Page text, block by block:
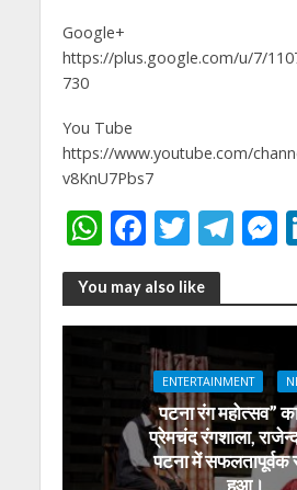
Google+
https://plus.google.com/u/7/
730
You Tube
https://www.youtube.com/
v8KnU7Pbs7
W
h
at
s
p
F
ac
e
b
o
o
k
T
w
itt
er
T
e
gr
a
m
e
g
You may also like
ENTERTAINMENT
पटना रंग महोत्सव”
प्रेमचंद रंगशाला,
पटना में सफलतापूर्वक
हुआ।